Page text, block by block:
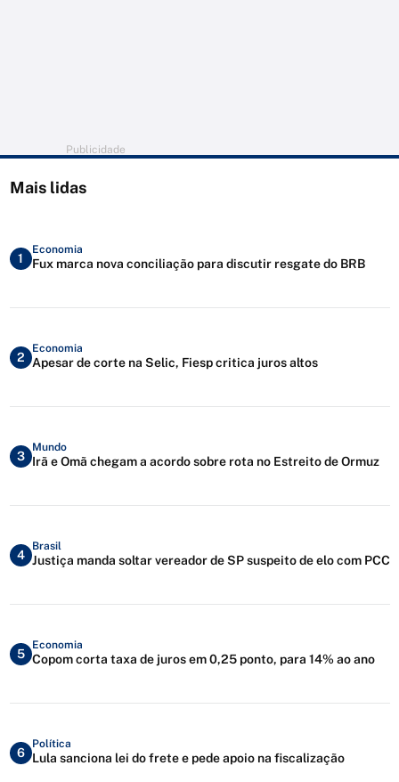
Publicidade
Mais lidas
1
Economia
Fux marca nova conciliação para discutir resgate do BRB
2
Economia
Apesar de corte na Selic, Fiesp critica juros altos
3
Mundo
Irã e Omã chegam a acordo sobre rota no Estreito de Ormuz
4
Brasil
Justiça manda soltar vereador de SP suspeito de elo com PCC
5
Economia
Copom corta taxa de juros em 0,25 ponto, para 14% ao ano
6
Política
Lula sanciona lei do frete e pede apoio na fiscalização